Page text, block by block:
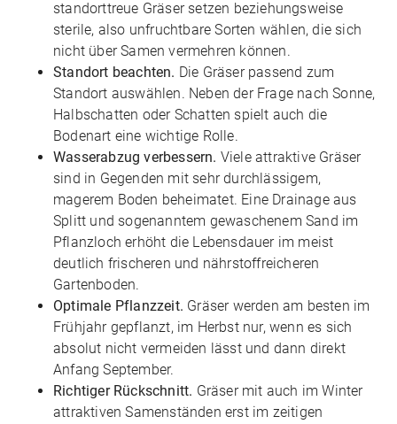
standorttreue Gräser setzen beziehungsweise
sterile, also unfruchtbare Sorten wählen, die sich
nicht über Samen vermehren können.
Standort beachten. Die Gräser passend zum
Standort auswählen. Neben der Frage nach Sonne,
Halbschatten oder Schatten spielt auch die
Bodenart eine wichtige Rolle.
Wasserabzug verbessern. Viele attraktive Gräser
sind in Gegenden mit sehr durchlässigem,
magerem Boden beheimatet. Eine Drainage aus
Splitt und sogenanntem gewaschenem Sand im
Pflanzloch erhöht die Lebensdauer im meist
deutlich frischeren und nährstoffreicheren
Gartenboden.
Optimale Pflanzzeit. Gräser werden am besten im
Frühjahr gepflanzt, im Herbst nur, wenn es sich
absolut nicht vermeiden lässt und dann direkt
Anfang September.
Richtiger Rückschnitt. Gräser mit auch im Winter
attraktiven Samenständen erst im zeitigen